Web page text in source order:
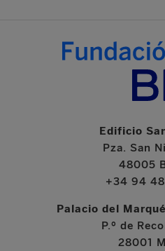
Edificio
Pza. San
48005
+34 94
Palacio del
P.º de
28001